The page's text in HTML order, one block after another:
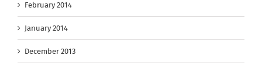
February 2014
January 2014
December 2013